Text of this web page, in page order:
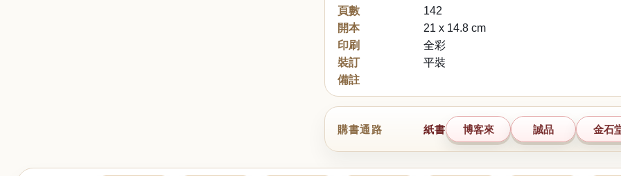
頁數
142
開本
21 x 14.8 cm
印刷
全彩
裝訂
平裝
備註
購書通路 紙書 博客來 誠品 金石